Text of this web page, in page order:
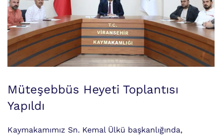
Müteşebbüs Heyeti Toplantısı
Yapıldı
Kaymakamımız Sn. Kemal Ülkü başkanlığında,